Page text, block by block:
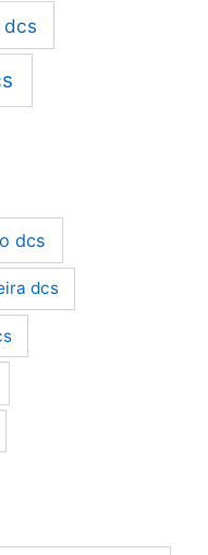
dcs
dcs
dcs